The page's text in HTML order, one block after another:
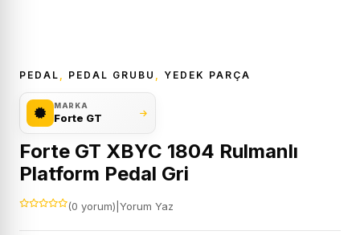
PEDAL PEDAL GRUBU YEDEK PARÇA
MARKA
Forte GT
Forte GT XBYC 1804 Rulmanlı
Platform Pedal Gri
(0 yorum) Yorum Yaz